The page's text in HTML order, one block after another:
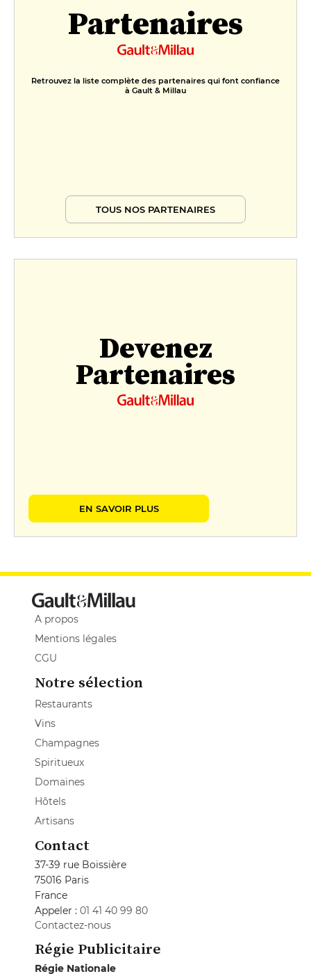
Partenaires
Retrouvez la liste complète des partenaires qui font confiance
à Gault & Millau
TOUS NOS PARTENAIRES
Devenez
Partenaires
EN SAVOIR PLUS
A propos
Mentions légales
CGU
Notre sélection
Restaurants
Vins
Champagnes
Spiritueux
Domaines
Hôtels
Artisans
Contact
37-39 rue Boissière
75016 Paris
France
Appeler : 01 41 40 99 80
Contactez-nous
Régie Publicitaire
Régie Nationale